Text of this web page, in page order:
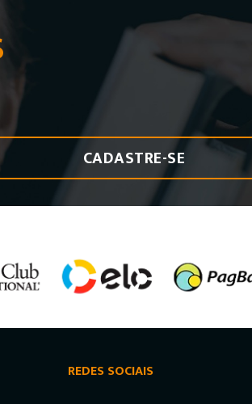
CADASTRE-SE
REDES SOCIAIS